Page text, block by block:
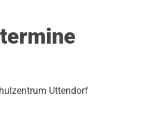
Uttendorf